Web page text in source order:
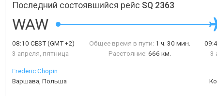
Последний состоявшийся рейс SQ 2363
WAW
08:10 CEST(GMT +2)
3 апреля, пятница
Общее время в пути: 1 ч. 30 мин.
Расстояние: 666 км.
3
Frederic Chopin
Варшава, Польша